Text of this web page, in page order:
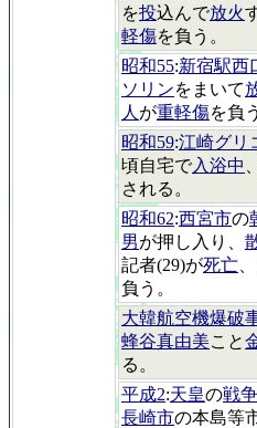
を投込んで放火
軽傷を負う。
昭和55:新宿駅西
ソリンをまいて
人 が重軽傷を負
昭和59:江崎グリ
頃自宅で入浴中
される。
昭和62:西宮市の
男が押し入り、
記者(29)が死亡
負う。
大韓航空機爆破
蜂谷真由美こと
る。
平成2:天皇の戦
長崎市の本島等